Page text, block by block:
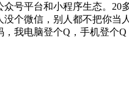
号平台和小程序生态。20
没个微信，别人都不把
我电脑登个Q，手机登个Q